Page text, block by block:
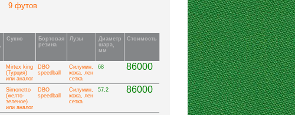
9 футов
Сукно
Бортовая
резина
Лузы
Диаметр
шара,
мм
Стоимость
Mirtex king
(Турция)
или аналог
DBO
speedball
Силумин,
кожа, лен
сетка
68 86000
Simonetto
(желто-
зеленое)
или аналог
DBO
speedball
Силумин,
кожа, лен
сетка
57,2 86000